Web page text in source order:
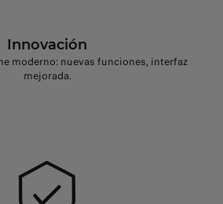
Innovación
moderno: nuevas funciones, interfaz
mejorada.